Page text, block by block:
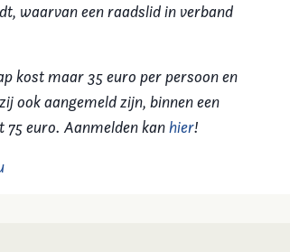
waarvan een raadslid in verband
kost maar 35 euro per persoon en
ook aangemeld zijn, binnen een
euro. Aanmelden kanhier!